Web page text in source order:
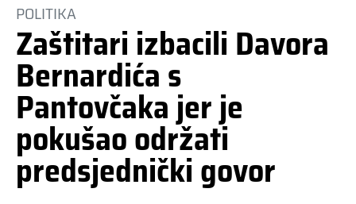
POLITIKA
Zaštitari izbacili Davora
Bernardića s
Pantovčaka jer je
pokušao održati
predsjednički govor